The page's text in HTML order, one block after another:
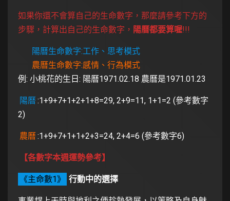
如果你還不會算自己的生命數字，那麼請參考下方的
步驟，計算出自己的生命數字， 陽曆都要算喔!!!
陽曆生命數字:工作、思考模式
農曆生命數字:感情、行為模式
例: 小桃花的生日: 陽曆1971.02.18 農曆是1971.01.23
陽曆:1+9+7+1+2+1+8=29, 2+9=11, 1+1=2 (參考數字
2)
農曆:1+9+7+1+1+2+3=24, 2+4=6 (參考數字6)
【各數字本週運勢參考】
《主命數1》 行動中的選擇